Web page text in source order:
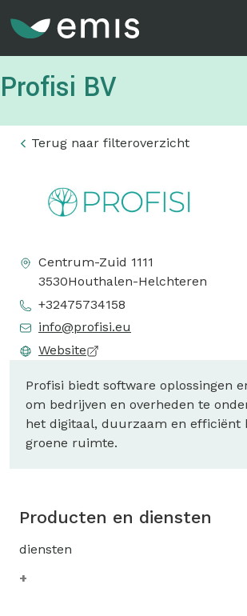
Profisi BV
Terug naar filteroverzicht
Centrum-Zuid 1111
3530Houthalen-Helchteren
+32475734158
info@profisi.eu
Website
Profisi biedt software oplossingen
om bedrijven en overheden te
het digitaal, duurzaam en efficiënt
groene ruimte.
Producten en diensten
diensten